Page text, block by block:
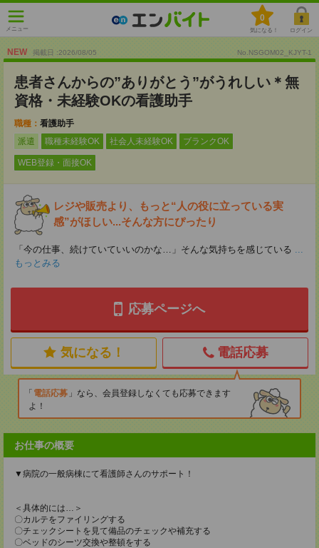
メニュー
0
気になる！ ログイン
NEW 掲載日 :2026/08/05 No.NSGOM02_KJYT-1
患者さんからの”ありがとう”がうれしい＊無
資格・未経験OKの看護助手
職種： 看護助手
派遣
職種未経験OK 社会人未経験OK ブランクOK
WEB登録・面接OK
レジや販売より、もっと“人の役に立っている実
感”がほしい...そんな方にぴったり
「今の仕事、続けていていいのかな…」そんな気持ちを感じている ...
もっとみる
応募ページへ
気になる！ 電話応募
電話応募
なら、会員登録しなくても応募できます
よ！
お仕事の概要
▼病院の一般病棟にて看護師さんのサポート！
＜具体的には…＞
〇カルテをファイリングする
〇チェックシートを見て備品のチェックや補充する
〇ベッドのシーツ交換や整頓をする